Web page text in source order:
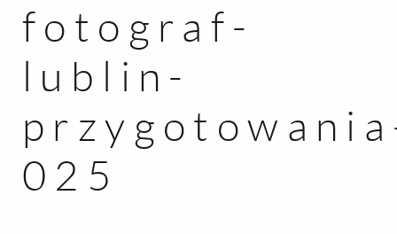
Kontakt
Strefa Klienta
fotograf-
lublin-
025